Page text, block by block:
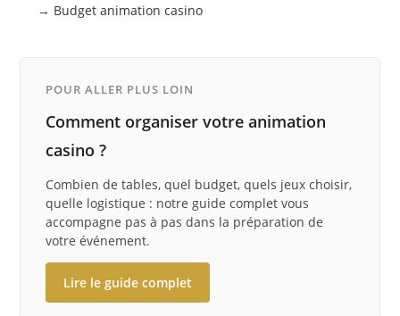
→ Budget animation casino
POUR ALLER PLUS LOIN
Comment organiser votre animation
casino ?
Combien de tables, quel budget, quels jeux choisir,
quelle logistique : notre guide complet vous
accompagne pas à pas dans la préparation de
votre événement.
Lire le guide complet